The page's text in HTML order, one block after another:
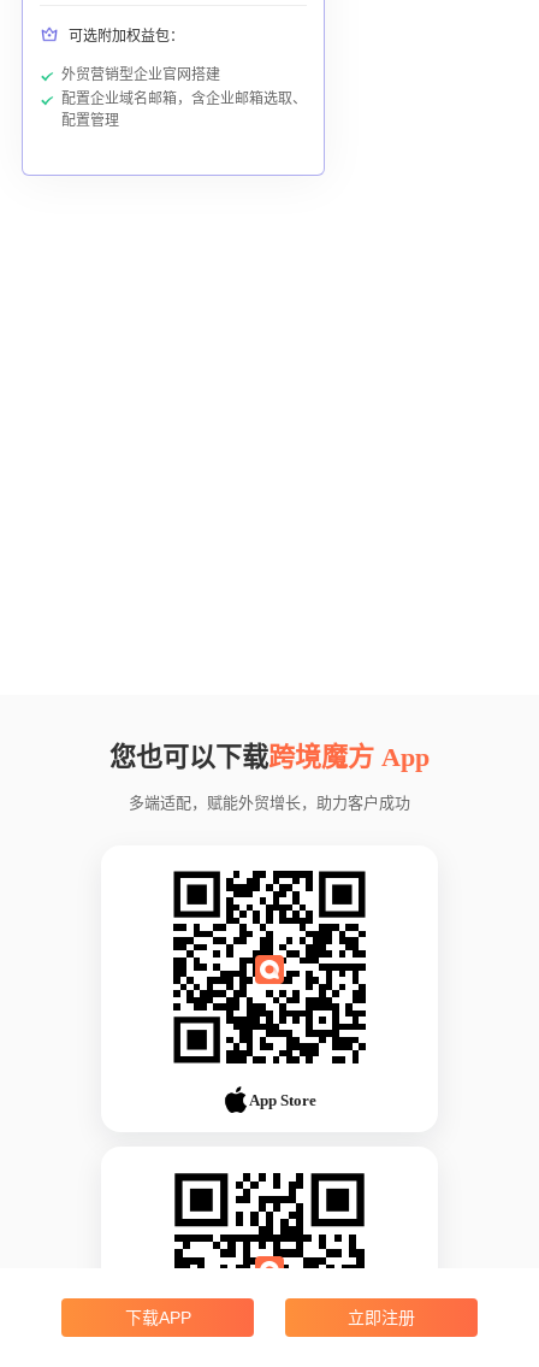
可选附加权益包：
外贸营销型企业官网搭建
配置企业域名邮箱，含企业邮箱选取、
配置管理
您也可以下载跨境魔方 App
多端适配，赋能外贸增长，助力客户成功
App Store
下载APP 立即注册